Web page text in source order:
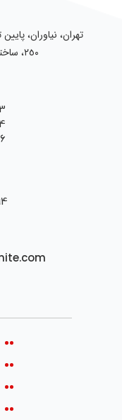
تهران، نياوران،
٢٥٠، ساختمان آوا ۲ ،طبقه اول، واحد ۱۱